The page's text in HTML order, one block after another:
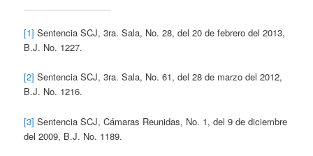
[1] Sentencia SCJ, 3ra. Sala, No. 28, del 20 de febrero del 2013,
B.J. No. 1227.
[2] Sentencia SCJ, 3ra. Sala, No. 61, del 28 de marzo del 2012,
B.J. No. 1216.
[3] Sentencia SCJ, Cámaras Reunidas, No. 1, del 9 de diciembre
del 2009, B.J. No. 1189.